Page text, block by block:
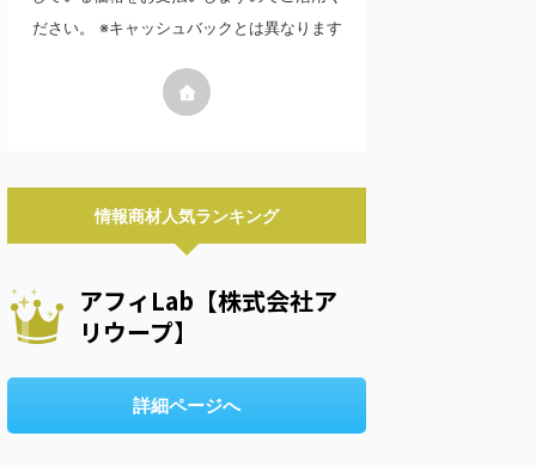
ださい。 ※キャッシュバックとは異なります
情報商材人気ランキング
アフィLab【株式会社ア
リウープ】
詳細ページへ